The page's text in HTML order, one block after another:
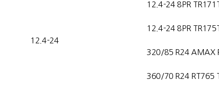
12.4-24
12.4-24 8PR
12.4-24 8PR
320/85 R24 AMAX
360/70 R24 RT765